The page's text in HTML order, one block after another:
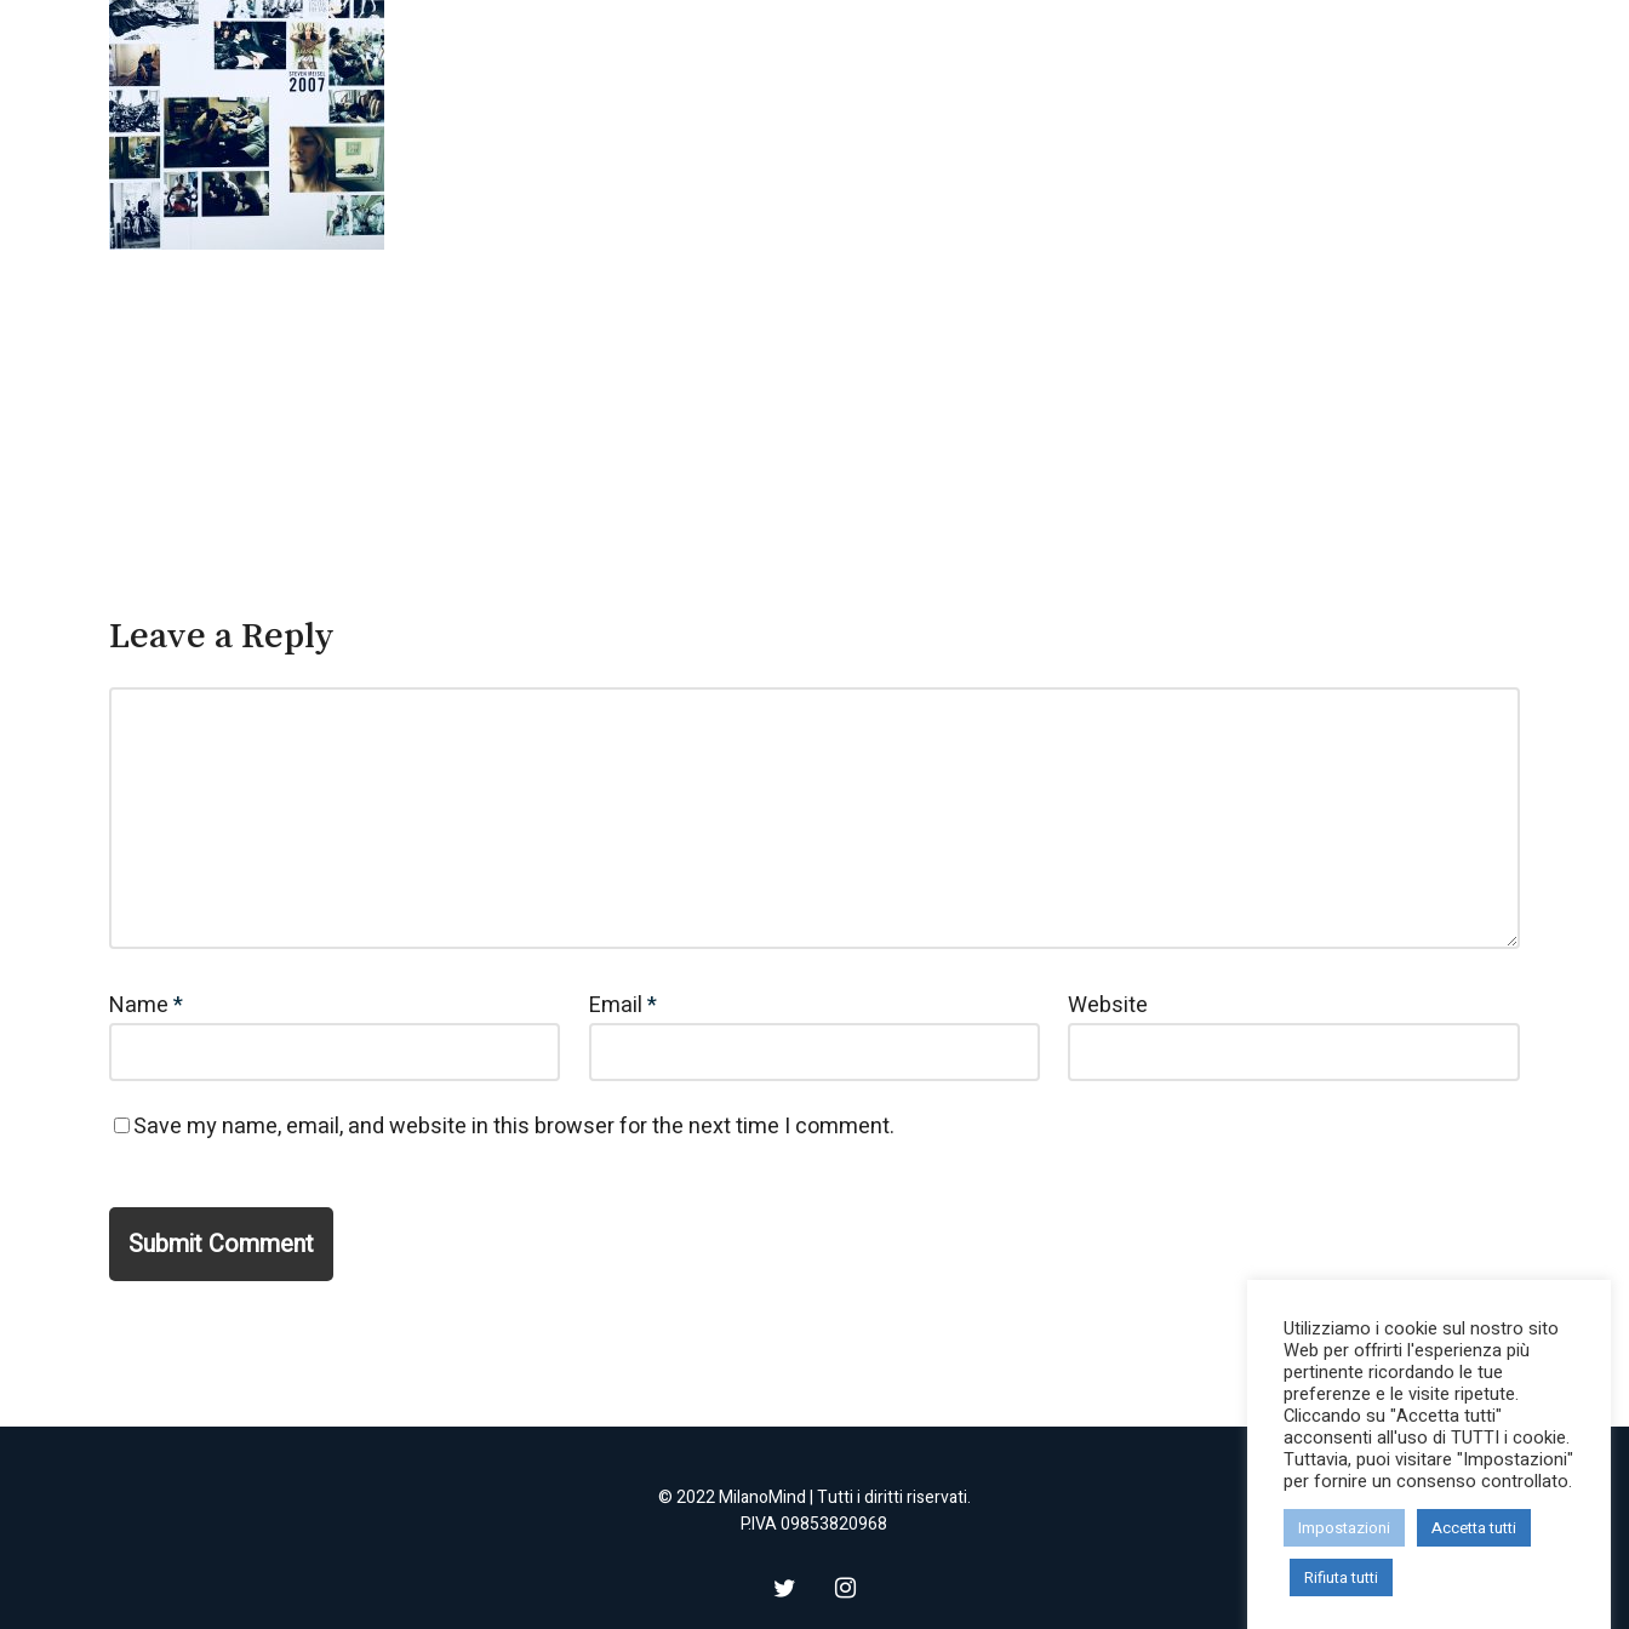
Leave a Reply
Name* Email* Website
Save my name, email, and website in this browser for the next time I comment.
© 2022 MilanoMind | Tutti i diritti riservati.
P.IVA 09853820968
twitter instagram
Utilizziamo i cookie sul nostro sito
Web per offrirti l'esperienza più
pertinente ricordando le tue
preferenze e le visite ripetute.
Cliccando su "Accetta tutti"
acconsenti all'uso di TUTTI i cookie.
Tuttavia, puoi visitare "Impostazioni"
per fornire un consenso controllato.
Impostazioni Accetta tutti
Rifiuta tutti